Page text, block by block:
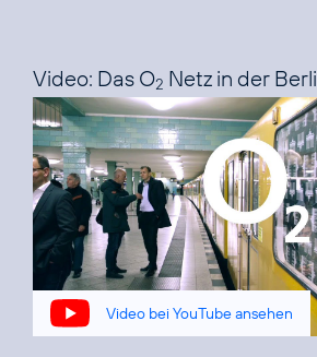
Video: Das O2 Netz in der
Video bei YouTube ansehen